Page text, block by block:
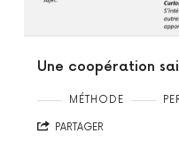
Une coopération
MÉTHODE
PARTAGER